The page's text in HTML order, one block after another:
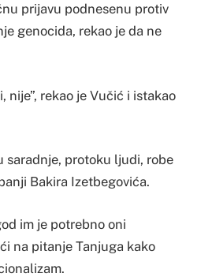
prijavu podnesenu protiv
genocida, rekao je da ne
nije”, rekao je Vučić i istakao
saradnje, protoku ljudi, robe
Bakira Izetbegovića.
im je potrebno oni
na pitanje Tanjuga kako